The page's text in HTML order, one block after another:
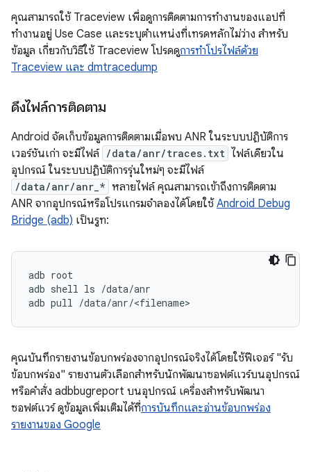
คุณสามารถใช้ Traceview เพื่อดูการติดตามการทำงานของแอปที่
ทำงานอยู่ Use Case และระบุตำแหน่งที่เทรดหลักไม่ว่าง สำหรับ
ข้อมูล เกี่ยวกับวิธีใช้ Traceview โปรดดูการทำโปรไฟล์ด้วย
Traceview และ dmtracedump
ดึงไฟล์การติดตาม
Android จัดเก็บข้อมูลการติดตามเมื่อพบ ANR ในระบบปฏิบัติการ
เวอร์ชันเก่า จะมีไฟล์ /data/anr/traces.txt ไฟล์เดียวใน
อุปกรณ์ ในระบบปฏิบัติการรุ่นใหม่ๆ จะมีไฟล์
/data/anr/anr_* หลายไฟล์ คุณสามารถเข้าถึงการติดตาม
ANR จากอุปกรณ์หรือโปรแกรมจำลองได้โดยใช้ Android Debug
Bridge (adb) เป็นรูท:
adb root
adb shell ls /data/anr
คุณบันทึกรายงานข้อบกพร่องจากอุปกรณ์จริงได้โดยใช้ฟีเจอร์ "รับ
ข้อบกพร่อง" รายงานตัวเลือกสำหรับนักพัฒนาซอฟต์แวร์บนอุปกรณ์
หรือคำสั่ง adbbugreport บนอุปกรณ์ เครื่องสำหรับพัฒนา
ซอฟต์แวร์ ดูข้อมูลเพิ่มเติมได้ที่การบันทึกและอ่านข้อบกพร่อง
รายงานของ Google